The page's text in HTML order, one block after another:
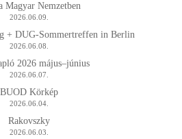
Magyar Nemzetben
2026.06.09.
+ DUG-Sommertreffen in Berlin
2026.06.08.
2026 május–június
2026.06.07.
BUOD Körkép
2026.06.04.
Rakovszky
2026.06.03.